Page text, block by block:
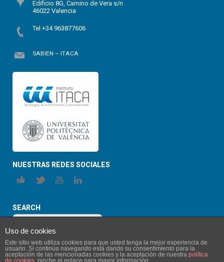
Edificio 8G, Camino de Vera s/n
46022 Valencia
Tel +34 963877606
SABIEN – ITACA
NUESTRAS REDES SOCIALES
SEARCH
Uso de cookies
Este sitio web utiliza cookies para que usted tenga la mejor experiencia de
usuario. Si continúa navegando está dando su consentimiento para la
aceptación de las mencionadas cookies y la aceptación de nuestra política
de cookies , pinche el enlace para mayor información.